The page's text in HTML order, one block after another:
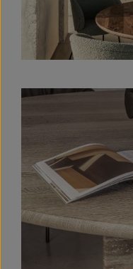
Bildergalerie überspringen